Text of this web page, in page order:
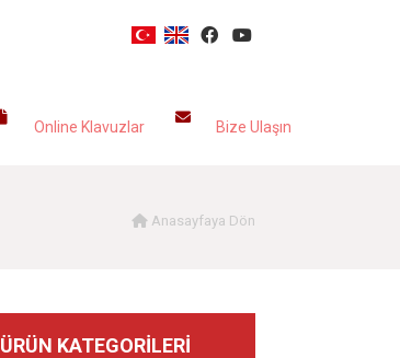
Online Klavuzlar
Bize Ulaşın
Anasayfaya Dön
ÜRÜN KATEGORİLERİ